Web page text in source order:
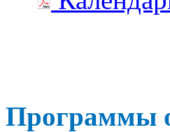
Программы